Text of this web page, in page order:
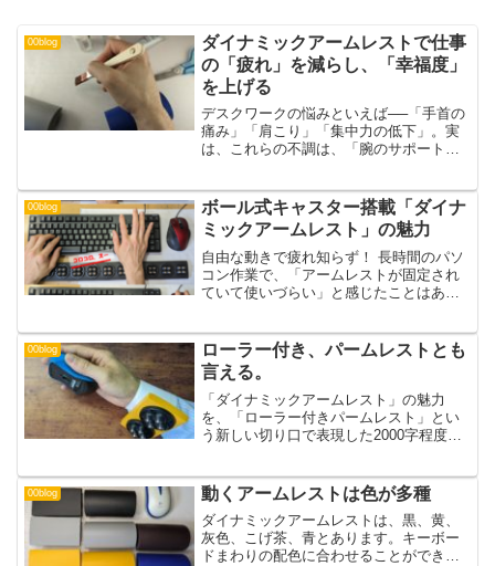
00blog
ダイナミックアームレストで仕事
の「疲れ」を減らし、「幸福度」
を上げる
デスクワークの悩みといえば──「手首の
痛み」「肩こり」「集中力の低下」。実
は、これらの不調は、「腕のサポート不
による全方向フリーサポートで、「手
首・肘・肩」にかかる負担...
00blog
ボール式キャスター搭載「ダイナ
ミックアームレスト」の魅力
自由な動きで疲れ知らず！ 長時間のパソ
コン作業で、「アームレストが固定され
ていて使いづらい」と感じたことはあり
たびに腕を浮かせたり、無理な姿勢を取
ったりしがち。これが、...
00blog
ローラー付き、パームレストとも
言える。
「ダイナミックアームレスト」の魅力
を、「ローラー付きパームレスト」とい
う新しい切り口で表現した2000字程度の
ェッショナルへ向けた、熱量の高い構成
にしています。究極の可...
00blog 動くアームレストは色が多種
ダイナミックアームレストは、黒、黄、
灰色、こげ茶、青とあります。キーボー
ドまわりの配色に合わせることができま